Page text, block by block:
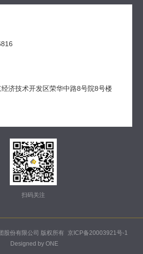
济技术开发区荣华中路8号院8号楼
扫码关注
股份有限公司 版权所有 京ICP备20003921号-1
Designed by ONE